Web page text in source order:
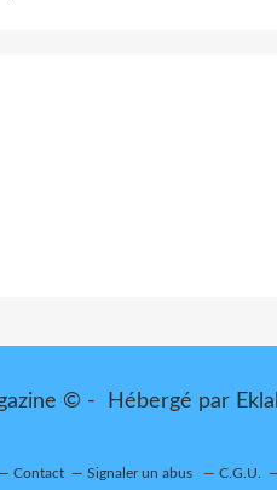
© - Hébergé par
Contact Signaler un abus C.G.U.